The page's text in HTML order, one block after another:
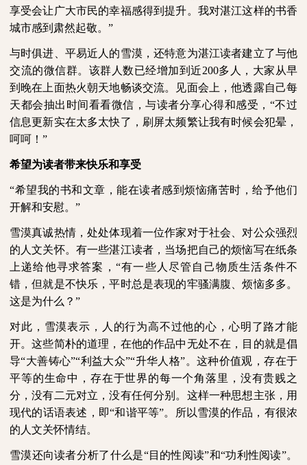
享受会让广大市民的幸福感得到提升。我对湛江这样的书香
城市感到肃然起敬。”
与时俱进、平易近人的雪漠，还特意为湛江读者建立了与他
交流的微信群。该群人数已经增加到近200多人，大家从早
到晚在上面热火朝天地畅谈交流。见面会上，他透露自己每
天都会抽出时间看看微信，与读者分享心得和感受，“不过
信息更新实在太多太快了，刷屏太频繁让我有时候会犯晕，
呵呵！”
希望为读者带来快乐和享受
“希望我的书和文章，能在读者感到烦恼痛苦时，给予他们
开解和安慰。”
雪漠真诚热情，处处体现着一位作家对于社会、对公众强烈
的人文关怀。有一些湛江读者，当场把自己的烦恼写在纸条
上递给他寻求答案，“有一些人尽管自己物质生活条件不
错，但就是不快乐，平时总是表现的牢骚满腹、烦恼多多。
这是为什么？”
对此，雪漠表示，人的行为高不过他的心，心明了路才能
开。这些简朴的道理，在他的作品中无处不在，目的就是倡
导“大善铸心”“利益大众”“升华人格”。这种价值观，存在于
平等的生命中，存在于世界的每一个角落里，没有贵贱之
分，没有二元对立，没有任何分别。这样一种思想主张，用
现代的话语表述，即“和谐平等”。所以雪漠的作品，有很浓
的人文关怀情结。
雪漠还向读者分析了什么是“目的性阅读”和“功利性阅读”。